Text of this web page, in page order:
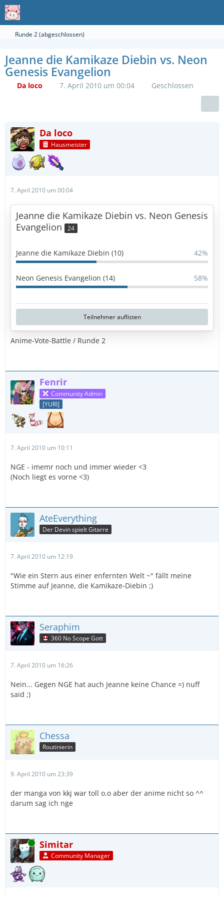
Runde 2 (abgeschlossen)
Jeanne die Kamikaze Diebin vs. Neon
Genesis Evangelion
Da loco 7. April 2010 um 00:04 Geschlossen
Da loco
Hausmeister
7. April 2010 um 00:04
Jeanne die Kamikaze Diebin vs. Neon Genesis
Evangelion
24
Jeanne die Kamikaze Diebin (10) 42%
Neon Genesis Evangelion (14) 58%
Teilnehmer auflisten
Anime-Vote-Battle / Runde 2
Fenrir
Community Admin
[YURI]
7. April 2010 um 10:11
NGE - imemr noch und immer wieder <3
(Noch liegt es vorne <3)
AteEverything
Der Devin spielt Gitarre
7. April 2010 um 12:19
"Wie ein Stern aus einer enfernten Welt ~" fällt meine
Stimme auf Jeanne, die Kamikaze-Diebin ;)
Seraphim
360 No Scope Gott
7. April 2010 um 16:26
Nein... Gegen NGE hat auch Jeanne keine Chance =) nuff
said ;)
Chessa
Routinierin
9. April 2010 um 23:39
der manga von kkj war toll o.o aber der anime nicht so ^^
darum sag ich nge
Online Simitar
Community Manager